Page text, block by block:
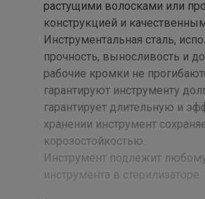
растущими волосками или
конструкцией и
Инструментальная сталь,
прочность, выносливость и
рабочие кромки не
гарантируют инструменту
гарантирует длительную и
хранении инструмент
корозостойкостью.
Инструмент подлежит
инструмента в стерилизаторе.